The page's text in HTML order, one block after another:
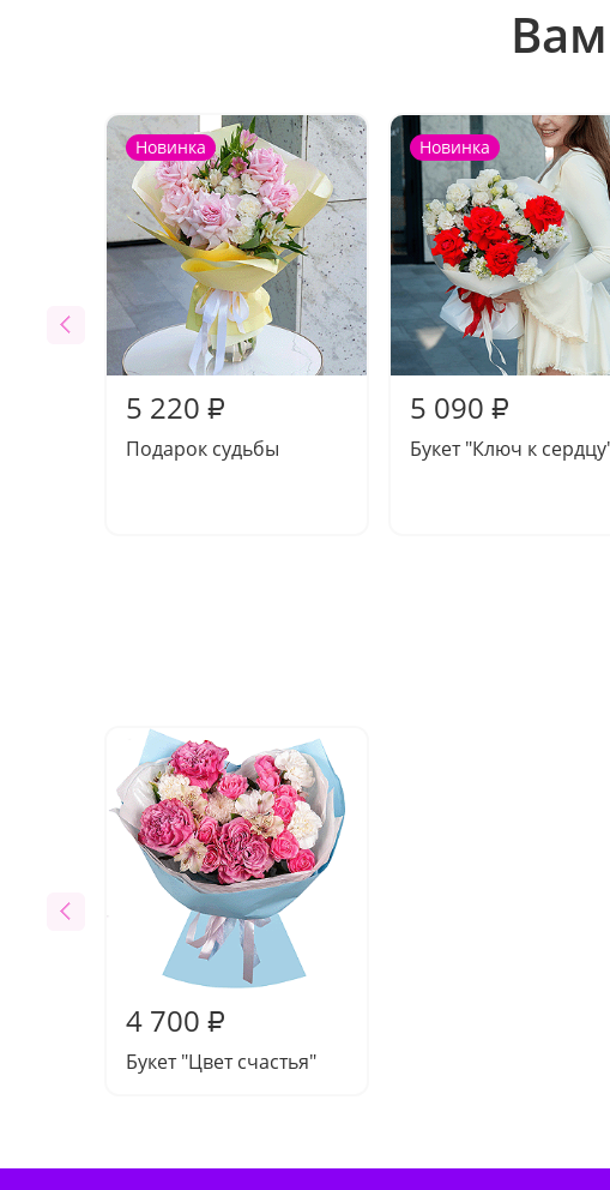
Новинка
5 220 ₽
Подарок судьбы
Новинка
5 090 ₽
Букет "Ключ к
4 700 ₽
Букет "Цвет счастья"